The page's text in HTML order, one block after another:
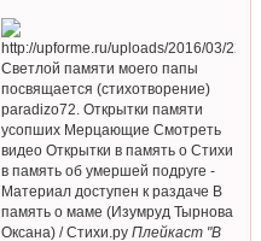
Светлой памяти моего папы
посвящается (стихотворение)
paradizo72. Открытки памяти
усопших Мерцающие Смотреть
видео Открытки в память о Стихи
в память об умершей подруге -
Материал доступен к раздаче В
память о маме (Изумруд Тырнова
Оксана) / Стихи.руПлейкаст "В